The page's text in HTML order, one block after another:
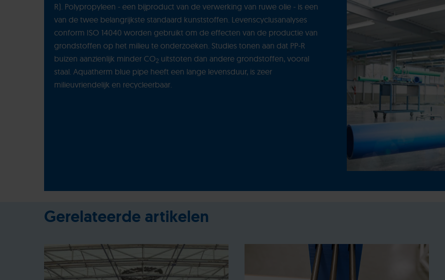
R). Polypropyleen - een bijproduct van de verwerking van ruwe olie - is een
van de twee belangrijkste standaard kunststoffen. Levenscyclusanalyses
conform ISO 14040 worden gebruikt om de effecten van de productie van
grondstoffen op het milieu te onderzoeken. Studies tonen aan dat PP-R
buizen aanzienlijk minder CO2 uitstoten dan andere grondstoffen, vooral
staal. Aquatherm blue pipe heeft een lange levensduur, is zeer
milieuvriendelijk en recycleerbaar.
Gerelateerde artikelen